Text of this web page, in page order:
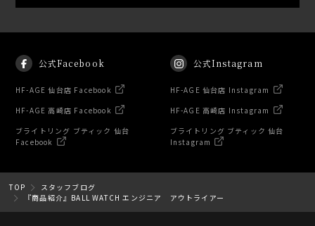
公式Facebook
HF-AGE 仙台店 Facebook
HF-AGE 高崎店 Facebook
ブライトリング ブティック 仙台
Facebook
公式Instagram
HF-AGE 仙台店 Instagram
HF-AGE 高崎店 Instagram
ブライトリング ブティック 仙台
Instagram
TOP
スタッフブログ
『商品紹介』BALL WATCH エンジニア アウトライアー